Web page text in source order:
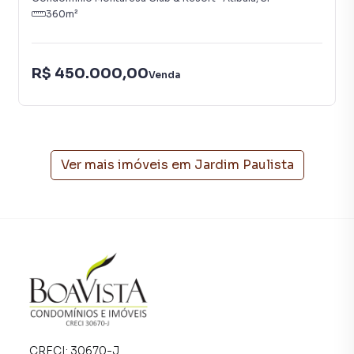
Melhor aproveitamento da iluminação e ventilação natural;
Possibilidade de garagem no nível da rua e área gourmet
Grande potencial de valorização do imóvel após a
construção.
POR APENAS R$ 381.600,00
Promoção válida somente neste mês!
Uma excelente oportunidade para adquirir um terreno em
um dos bairros mais valorizados de Atibaia por um preço
promocional.
360m²
R$ 450.000,00Venda
Ver mais imóveis em Jardim Paulista
CRECI: 30670-J